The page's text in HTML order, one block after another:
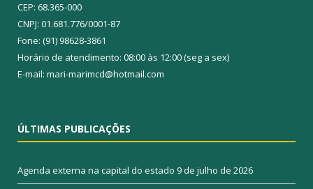
CEP: 68.365-000
CNPJ: 01.681.776/0001-87
Fone: (91) 98628-3861
Horário de atendimento: 08:00 às 12:00 (seg a sex)
E-mail: mari-marimcd@hotmail.com
ÚLTIMAS PUBLICAÇÕES
Agenda externa na capital do estado 9 de julho de 2026